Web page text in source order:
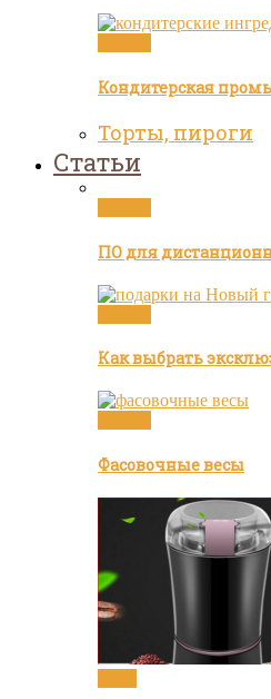
Кондитерская
Торты, пироги
Статьи
ПО для
Как выбрать
Фасовочные весы